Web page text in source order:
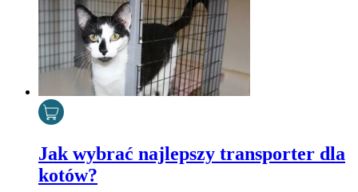
Jak wybrać najlepszy transporter dla
kotów?